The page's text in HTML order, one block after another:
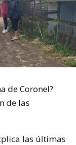
de Coronel?
de las
las últimas